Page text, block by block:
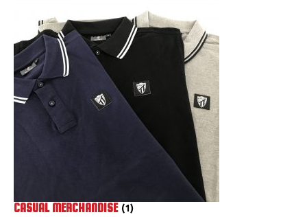
CASUAL MERCHANDISE (1)
CONTACTEER ONS